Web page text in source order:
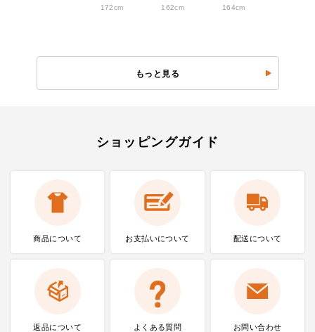
172cm
162cm
164cm
もっと見る
ショッピングガイド
商品について お支払いについて 配送について
返品について よくある質問 お問い合わせ